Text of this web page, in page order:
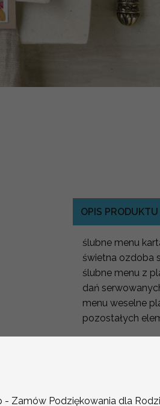
OPIS PRODUKTU
ślubne menu
świetna ozdoba
ślubne menu z
dań
menu weselne
pozostałych
W naszej
możesz
weselny
osobne menu
- Zamów Podziękowania dla